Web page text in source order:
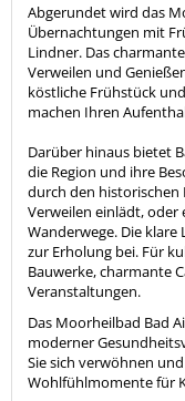
Abgerundet wird das
Übernachtungen mit
Lindner. Das
Verweilen und
köstliche Frühstück
machen Ihren
Darüber hinaus bietet
die Region und ihre
durch den historischen
Verweilen einlädt, oder
Wanderwege. Die
zur Erholung bei. Für
Bauwerke, charmante
Veranstaltungen.
Das Moorheilbad Bad
moderner
Sie sich verwöhnen
Wohlfühlmomente für